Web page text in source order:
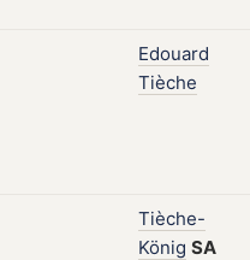
Edouard
Tièche
Tièche-
König SA